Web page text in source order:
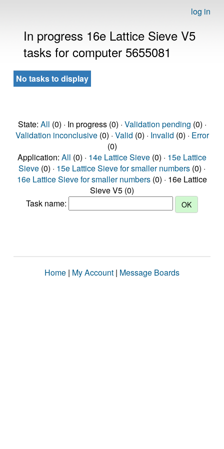
log in
In progress 16e Lattice Sieve V5
tasks for computer 5655081
No tasks to display
State: All (0) · In progress (0) · Validation pending (0) ·
Validation inconclusive(0) · Valid (0) · Invalid (0) · Error
(0)
Application: All (0) · 14e Lattice Sieve (0) · 15e Lattice
Sieve (0) · 15e Lattice Sieve for smaller numbers (0) ·
16e Lattice Sieve for smaller numbers (0) · 16e Lattice
Sieve V5 (0)
Task name:
Home | My Account | Message Boards